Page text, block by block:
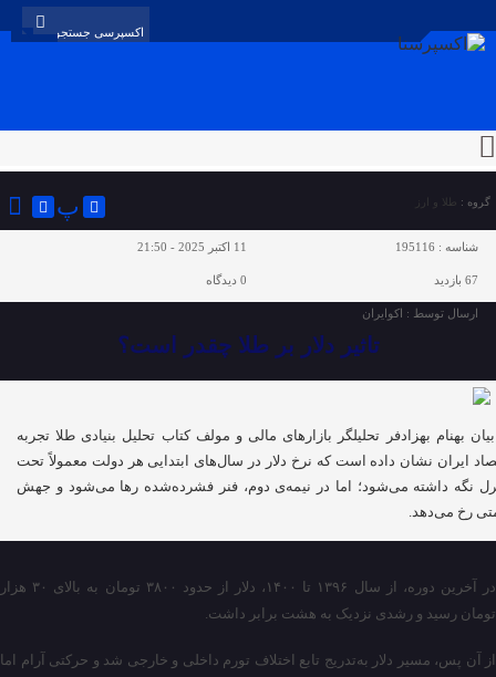
گروه : طلا و ارز پ
شناسه : 195116 11 اکتبر 2025 - 21:50
67 بازدید 0 دیدگاه
ارسال توسط : اکوایران
تاثیر دلار بر طلا چقدر است؟
بهنام بهزادفر تحلیلگر بازارهای مالی و مولف کتاب تحلیل بنیادی طلا تجربه
ایران نشان داده است که نرخ دلار در سال‌های ابتدایی هر دولت معمولاً تحت
نگه داشته می‌شود؛ اما در نیمه‌ی دوم، فنر فشرده‌شده رها می‌شود و جهش
رخ می‌دهد.
در آخرین دوره، از سال ۱۳۹۶ تا ۱۴۰۰، دلار از حدود ۳۸۰۰ تومان به بالای ۳۰ هزار
تومان رسید و رشدی نزدیک به هشت برابر داشت.
از آن پس، مسیر دلار به‌تدریج تابع اختلاف تورم داخلی و خارجی شد و حرکتی آرام اما